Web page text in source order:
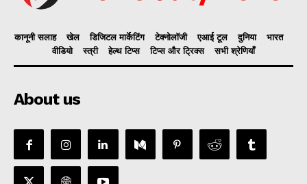
कानूनी सलाह खेल डिजिटल मार्केटिंग टेक्नोलॉजी एआई टूल दुनिया
भारत
वीडियो
स्त्री हेल्थ टिप्स टिप्स और ट्रिक्स सभी श्रेणियाँ
About us